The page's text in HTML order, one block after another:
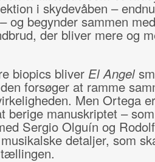
i skydevåben –
og begynder sammen
der bliver mere og
biopics bliver El Angel
forsøger at ramme
Men Ortega
berige manuskriptet –
Sergio Olguín og
detaljer, som